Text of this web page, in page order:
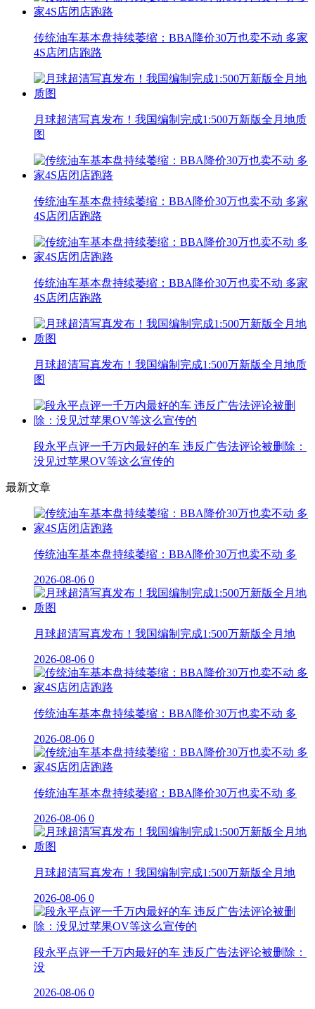
传统油车基本盘持续萎缩：BBA降价30万也卖不动 多家
4S店闭店跑路
月球超清写真发布！我国编制完成1:500万新版全月地质
图
传统油车基本盘持续萎缩：BBA降价30万也卖不动 多家
4S店闭店跑路
传统油车基本盘持续萎缩：BBA降价30万也卖不动 多家
4S店闭店跑路
月球超清写真发布！我国编制完成1:500万新版全月地质
图
段永平点评一千万内最好的车 违反广告法评论被删除：
没见过苹果OV等这么宣传的
最新文章
传统油车基本盘持续萎缩：BBA降价30万也卖不动 多
2026-08-06 0
月球超清写真发布！我国编制完成1:500万新版全月地
2026-08-06 0
传统油车基本盘持续萎缩：BBA降价30万也卖不动 多
2026-08-06 0
传统油车基本盘持续萎缩：BBA降价30万也卖不动 多
2026-08-06 0
月球超清写真发布！我国编制完成1:500万新版全月地
2026-08-06 0
段永平点评一千万内最好的车 违反广告法评论被删除：
没
2026-08-06 0